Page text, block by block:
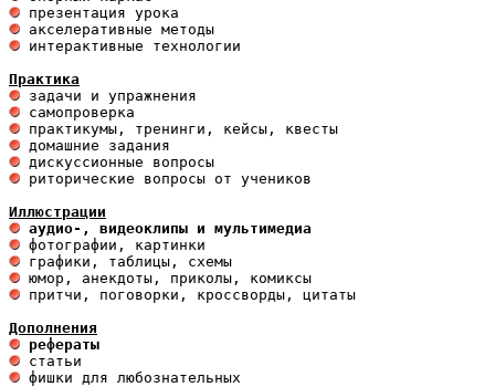
интерактивные технологии
Практика
риторические вопросы от учеников
Иллюстрации
аудио-, видеоклипы и мультимедиа
притчи, поговорки, кроссворды, цитаты
Дополнения
рефераты